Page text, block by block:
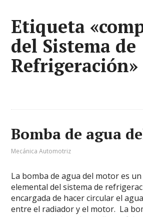
Etiqueta
del Sistema de
Refrigeración»
Bomba de agua
Mecánica Automotriz
La bomba de agua del motor es
elemental del sistema de
encargada de hacer circular el
entre el radiador y el motor. La